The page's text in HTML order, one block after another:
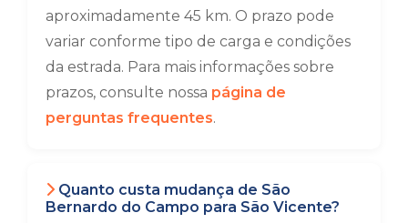
aproximadamente 45 km. O prazo pode
variar conforme tipo de carga e condições
da estrada. Para mais informações sobre
prazos, consulte nossa página de
perguntas frequentes.
Quanto custa mudança de São
Bernardo do Campo para São Vicente?